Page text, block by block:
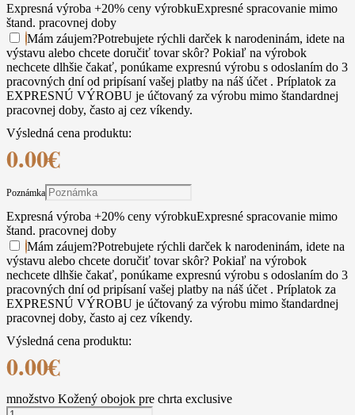
Expresná výroba +20% ceny výrobkuExpresné spracovanie mimo
štand. pracovnej doby
Mám záujem?Potrebujete rýchli darček k narodeninám, idete na
výstavu alebo chcete doručiť tovar skôr? Pokiaľ na výrobok
nechcete dlhšie čakať, ponúkame expresnú výrobu s odoslaním do 3
pracovných dní od pripísaní vašej platby na náš účet . Príplatok za
EXPRESNÚ VÝROBU je účtovaný za výrobu mimo štandardnej
pracovnej doby, často aj cez víkendy.
Výsledná cena produktu:
0.00€
Poznámka
Expresná výroba +20% ceny výrobkuExpresné spracovanie mimo
štand. pracovnej doby
Mám záujem?Potrebujete rýchli darček k narodeninám, idete na
výstavu alebo chcete doručiť tovar skôr? Pokiaľ na výrobok
nechcete dlhšie čakať, ponúkame expresnú výrobu s odoslaním do 3
pracovných dní od pripísaní vašej platby na náš účet . Príplatok za
EXPRESNÚ VÝROBU je účtovaný za výrobu mimo štandardnej
pracovnej doby, často aj cez víkendy.
Výsledná cena produktu:
0.00€
množstvo Kožený obojok pre chrta exclusive